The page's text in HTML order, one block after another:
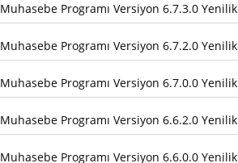
Muhasebe Programı Versiyon 6.7.3.0
Muhasebe Programı Versiyon 6.7.2.0
Muhasebe Programı Versiyon 6.7.0.0
Muhasebe Programı Versiyon 6.6.2.0
Muhasebe Programı Versiyon 6.6.0.0